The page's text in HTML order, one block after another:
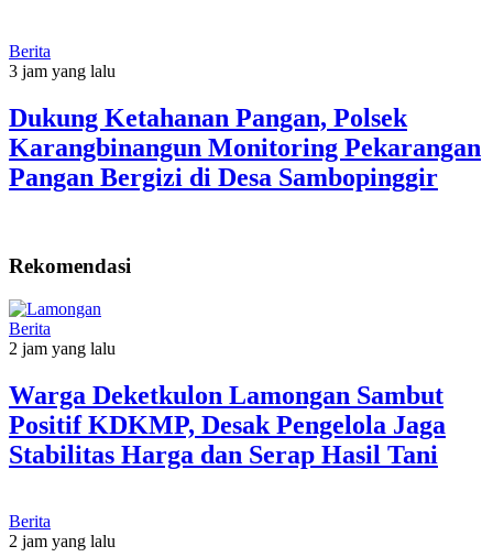
Berita
3 jam yang lalu
Dukung Ketahanan Pangan, Polsek
Karangbinangun Monitoring Pekarangan
Pangan Bergizi di Desa Sambopinggir
Rekomendasi
Berita
2 jam yang lalu
Warga Deketkulon Lamongan Sambut
Positif KDKMP, Desak Pengelola Jaga
Stabilitas Harga dan Serap Hasil Tani
Berita
2 jam yang lalu